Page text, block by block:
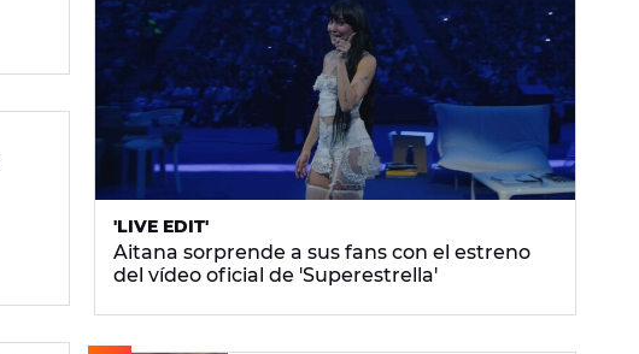
'LIVE EDIT'
Aitana sorprende a sus fans con el estreno
del vídeo oficial de 'Superestrella'